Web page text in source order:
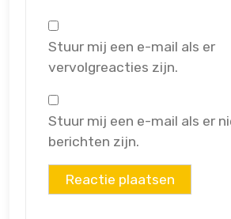
Stuur mij een e-mail als er
vervolgreacties zijn.
Stuur mij een e-mail als er
berichten zijn.